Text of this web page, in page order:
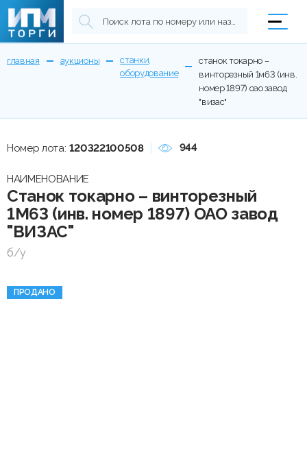
главная аукционы
станки,
оборудование
станок токарно –
винторезный 1м63 (инв.
номер 1897) оао завод
"визас"
ПРОДАНО
Номер лота: 120322100508 944
НАИМЕНОВАНИЕ
Станок токарно – винторезный
1М63 (инв. номер 1897) ОАО завод
"ВИЗАС"
б/у